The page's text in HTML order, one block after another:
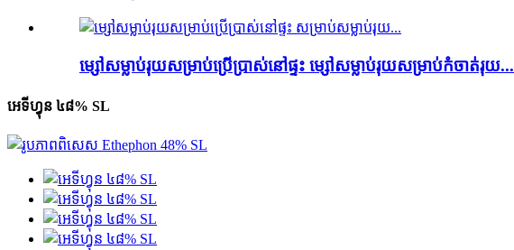
ម្សៅសម្លាប់រុយសម្រាប់ប្រើប្រាស់នៅផ្ទះ ម្សៅសម្លាប់រុយសម្រាប់កំចាត់រុយ...
អេទីហ្វុន ៤៨% SL